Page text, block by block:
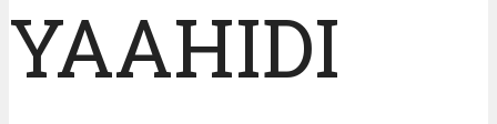
YAAHIDI